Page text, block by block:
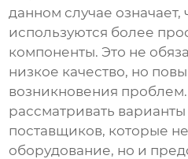
данном случае означает,
используются более
компоненты. Это не
низкое качество, но
возникновения
рассматривать
поставщиков, которые
оборудование, но и